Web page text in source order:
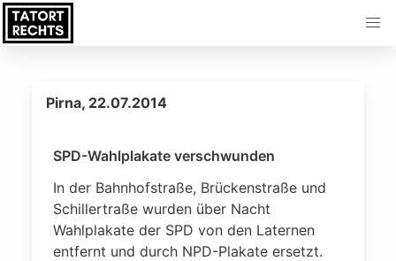
Pirna, 22.07.2014
SPD-Wahlplakate verschwunden
In der Bahnhofstraße, Brückenstraße und
Schillertraße wurden über Nacht
Wahlplakate der SPD von den Laternen
entfernt und durch NPD-Plakate ersetzt.